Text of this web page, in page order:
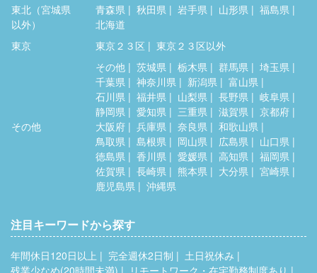
東北（宮城県
以外）
青森県 秋田県 岩手県 山形県
福島県
北海道
東京
東京２３区 東京２３区以外
その他
その他 茨城県 栃木県 群馬県
埼玉県
千葉県
神奈川県 新潟県
富山県
石川県
福井県 山梨県 長野県
岐阜県
静岡県
愛知県 三重県 滋賀県
京都府
大阪府
兵庫県 奈良県
和歌山県
鳥取県
島根県 岡山県 広島県
山口県
徳島県
香川県 愛媛県 高知県
福岡県
佐賀県
長崎県 熊本県 大分県
宮崎県
鹿児島県
沖縄県
注目キーワードから探す
年間休日120日以上 完全週休2日制
土日祝休み
残業少なめ(20時間未満)
リモートワーク・在宅勤務制度あり